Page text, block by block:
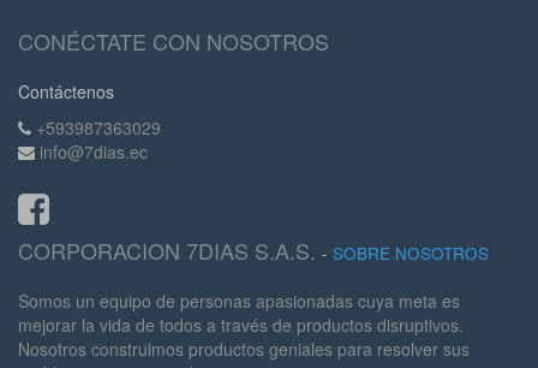
CONÉCTATE CON NOSOTROS
Contáctenos
+593987363029
info@7dias.ec
CORPORACION 7DIAS S.A.S. - SOBRE NOSOTROS
Somos un equipo de personas apasionadas cuya meta es
mejorar la vida de todos a través de productos disruptivos.
Nosotros construimos productos geniales para resolver sus